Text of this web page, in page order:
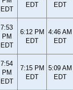
EDT
EDT
EDT
7:53
PM
EDT
6:12 PM
EDT
4:46 AM
EDT
7:54
PM
EDT
7:15 PM
EDT
5:09 AM
EDT